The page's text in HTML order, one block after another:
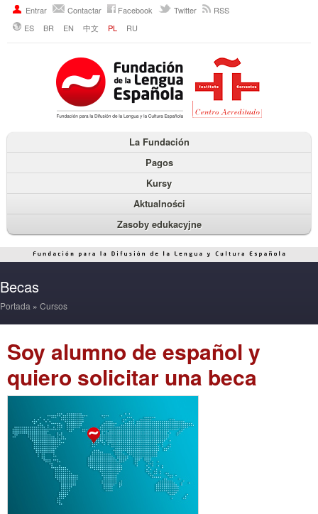
Entrar Contactar Facebook Twitter
RSS
ES
BR EN 中文 PL RU
La Fundación
Pagos
Kursy
Aktualności
Zasoby edukacyjne
Becas
Portada » Cursos
Soy alumno de español y
quiero solicitar una beca